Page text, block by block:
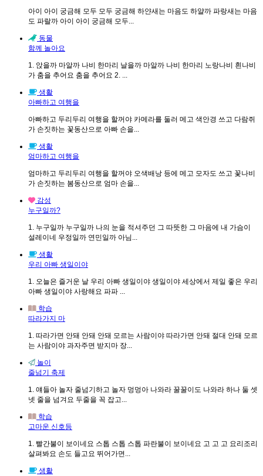
아이 아이 궁금해 모두 모두 궁금해 하얀새는 마음도 하얄까 파랑새는 마음
도 파랄까 아이 아이 궁금해 모두...
동물
함께 놀아요
1. 앉을까 마알까 나비 한마리 날을까 마알까 나비 한마리 노랑나비 흰나비
가 춤을 추어요 춤을 추어요 2. ...
생활
아빠하고 여행을
아빠하고 두리두리 여행을 할꺼야 카메라를 둘러 메고 색안경 쓰고 다람쥐
가 손짓하는 꽃동산으로 아빠 손을...
생활
엄마하고 여행을
엄마하고 두리두리 여행을 할꺼야 오색배낭 등에 메고 모자도 쓰고 꽃나비
가 손짓하는 봄동산으로 엄마 손을...
감성
누구일까?
1. 누구일까 누구일까 나의 눈을 적셔주던 그 따뜻한 그 마음에 내 가슴이
설레이네 우정일까 연민일까 아님...
생활
우리 아빠 생일이야
1. 오늘은 즐거운 날 우리 아빠 생일이야 생일이야 세상에서 제일 좋은 우리
아빠 생일이야 사랑해요 파파 ...
학습
따라가지 마
1. 따라가면 안돼 안돼 안돼 모르는 사람이야 따라가면 안돼 절대 안돼 모르
는 사람이야 과자주면 받지마 장...
놀이
줄넘기 축제
1. 얘들아 놀자 줄넘기하고 놀자 멍멍아 나와라 꿀꿀이도 나와라 하나 둘 셋
넷 줄을 넘겨요 두줄을 꼭 잡고...
학습
고마운 신호등
1. 빨간불이 보이네요 스톱 스톱 스톱 파란불이 보이네요 고 고 고 요리조리
살펴봐요 손도 들고요 뛰어가면...
생활